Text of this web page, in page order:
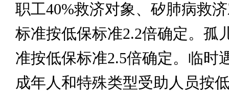
职工40%救济对象、矽肺病救
标准按低保标准2.2倍确定。孤
准按低保标准2.5倍确定。临时
成年人和特殊类型受助人员按